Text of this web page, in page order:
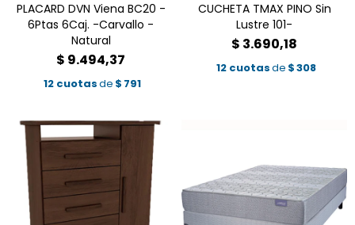
PLACARD DVN Viena BC20 -
6Ptas 6Caj. -Carvallo -
Natural
$ 9.494,37
12 cuotasde $ 791
CUCHETA TMAX PINO Sin
Lustre 101-
$ 3.690,18
12 cuotasde $308